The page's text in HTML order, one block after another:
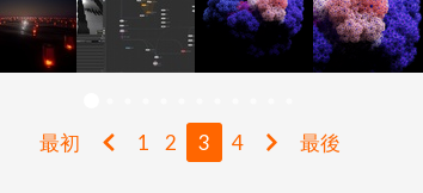
最初 1 2 3 4 最後